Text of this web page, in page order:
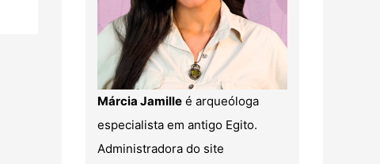
Márcia Jamille é arqueóloga
especialista em antigo Egito.
Administradora do site